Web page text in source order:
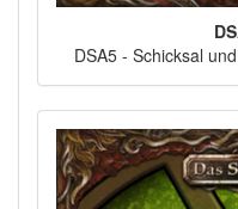
DSA5 - Schicksal